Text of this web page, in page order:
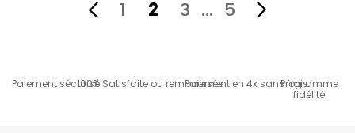
1 2 3 … 5
Paiement sécurisé100% Satisfaite ou rembourséePaiement en 4x sans fraisProgramme
fidélité